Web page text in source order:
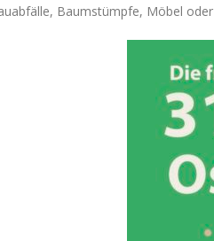
Baumstümpfe, Möbel